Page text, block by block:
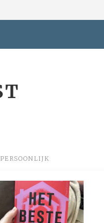
PERSOONLIJK